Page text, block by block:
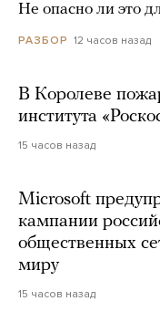
Не опасно ли это
РАЗБОР 12 часов назад
В Королеве
института
15 часов назад
Microsoft
кампании
общественных
миру
15 часов назад